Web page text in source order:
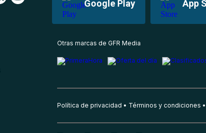
Google Play App
Otras marcas de GFR Media
Política de privacidad Términos y condiciones